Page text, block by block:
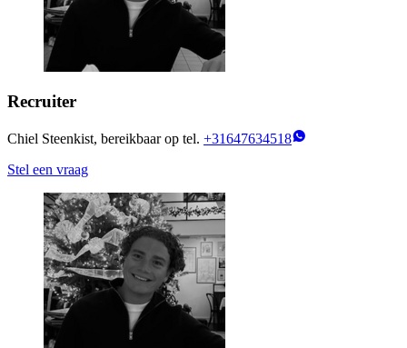
Recruiter
Chiel Steenkist, bereikbaar op tel. +31647634518
Stel een vraag